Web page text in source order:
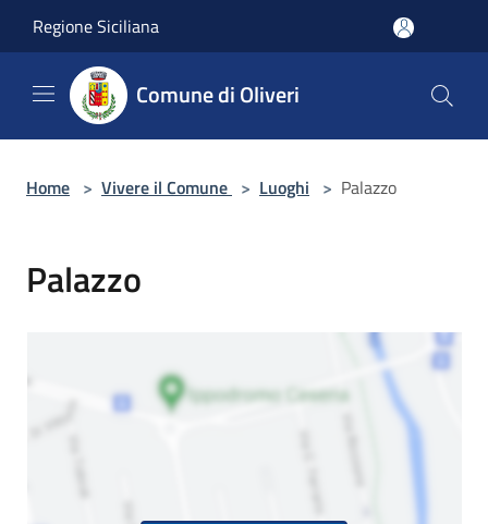
Regione Siciliana
Comune di Oliveri
Home > Vivere il Comune > Luoghi > Palazzo
Palazzo